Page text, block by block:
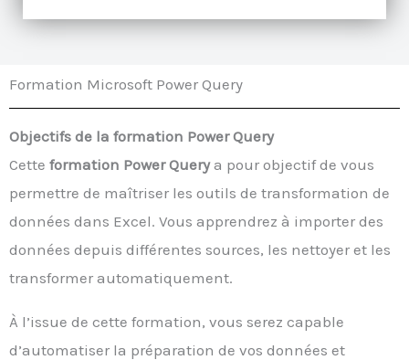
Formation Microsoft Power Query
Objectifs de la formation Power Query
Cette formation Power Querya pour objectif de vous
permettre de maîtriser les outils de transformation de
données dans Excel. Vous apprendrez à importer des
données depuis différentes sources, les nettoyer et les
transformer automatiquement.
À l’issue de cette formation, vous serez capable
d’automatiser la préparation de vos données et